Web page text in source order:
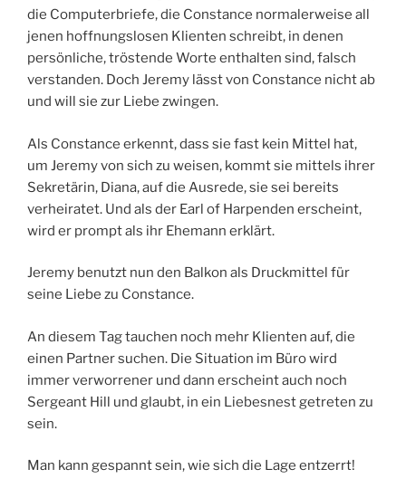
die Computerbriefe, die Constance normalerweise all
jenen hoffnungslosen Klienten schreibt, in denen
persönliche, tröstende Worte enthalten sind, falsch
verstanden. Doch Jeremy lässt von Constance nicht ab
und will sie zur Liebe zwingen.
Als Constance erkennt, dass sie fast kein Mittel hat,
um Jeremy von sich zu weisen, kommt sie mittels ihrer
Sekretärin, Diana, auf die Ausrede, sie sei bereits
verheiratet. Und als der Earl of Harpenden erscheint,
wird er prompt als ihr Ehemann erklärt.
Jeremy benutzt nun den Balkon als Druckmittel für
seine Liebe zu Constance.
An diesem Tag tauchen noch mehr Klienten auf, die
einen Partner suchen. Die Situation im Büro wird
immer verworrener und dann erscheint auch noch
Sergeant Hill und glaubt, in ein Liebesnest getreten zu
sein.
Man kann gespannt sein, wie sich die Lage entzerrt!